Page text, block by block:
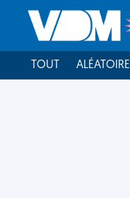
TOUT ALÉATOIRE